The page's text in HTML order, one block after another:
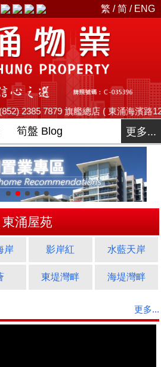
繁 /简 / ENG
旗艦總店 ( 東涌海
筍盤 Blog 更多...
東涌屋苑
岸 影岸紅 水藍天岸
東堤灣畔 海堤灣畔
更多...